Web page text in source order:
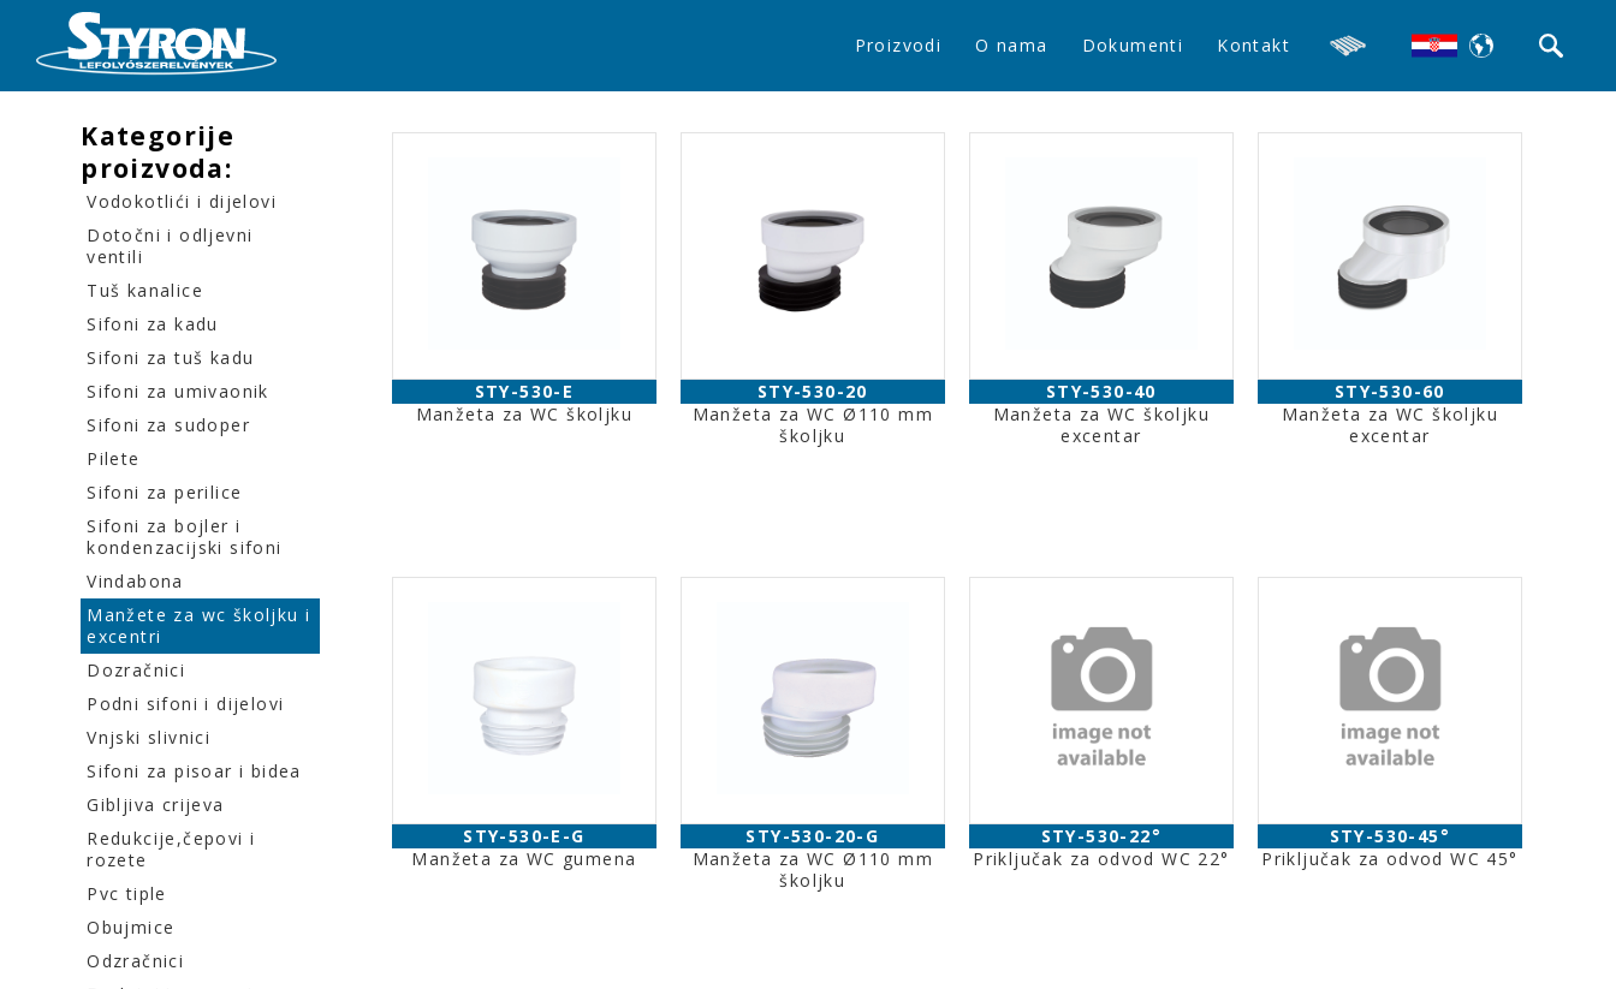
Proizvodi O nama Dokumenti Kontakt
Kategorije
proizvoda:
Vodokotlići i dijelovi
Dotočni i odljevni
ventili
Tuš kanalice
Sifoni za kadu
Sifoni za tuš kadu
Sifoni za umivaonik
Sifoni za sudoper
Pilete
Sifoni za perilice
Sifoni za bojler i
kondenzacijski sifoni
Vindabona
Manžete za wc školjku i
excentri
Dozračnici
Podni sifoni i dijelovi
Vnjski slivnici
Sifoni za pisoar i bidea
Gibljiva crijeva
Redukcije,čepovi i
rozete
Pvc tiple
Obujmice
Odzračnici
STY-530-E
Manžeta za WC školjku
STY-530-20
Manžeta za WC Ø110 mm
školjku
STY-530-40
Manžeta za WC školjku
excentar
STY-530-60
Manžeta za WC školjku
excentar
STY-530-E-G
Manžeta za WC gumena
STY-530-20-G
Manžeta za WC Ø110 mm
školjku
STY-530-22°
Priključak za odvod WC 22°
STY-530-45°
Priključak za odvod WC 45°